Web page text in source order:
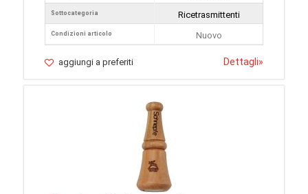
Sottocategoria
Condizioni articolo
Ricetrasmittenti
Nuovo
aggiungi a preferiti Dettagli»